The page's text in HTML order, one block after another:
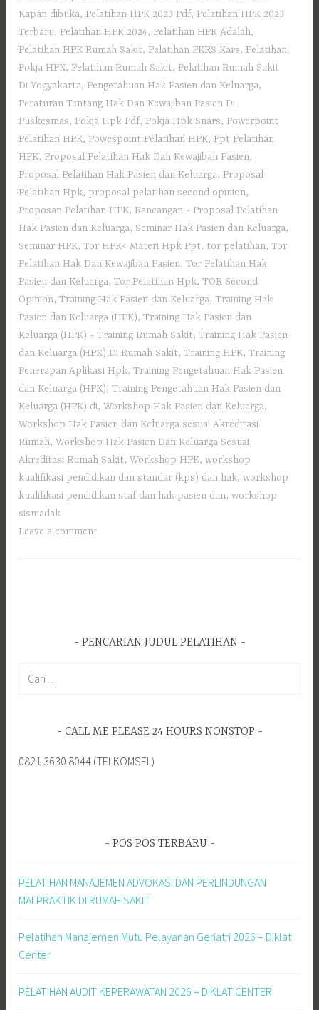
Kapan dibuka, Pelatihan HPK 2023 Pdf, Pelatihan HPK 2023
Terbaru, Pelatihan HPK 2024, Pelatihan HPK Adalah,
Pelatihan HPK Rumah Sakit, Pelatihan PKRS Kars, Pelatihan
Pokja HPK, Pelatihan Rumah Sakit‎, Pelatihan Rumah Sakit
Di Yogyakarta, Pengetahuan Hak Pasien dan Keluarga,
Peraturan Tentang Hak Dan Kewajiban Pasien Di
Puskesmas, Pokja Hpk Pdf, Pokja Hpk Snars, Powerpoint
Pelatihan HPK, Powespoint Pelatihan HPK, Ppt Pelatihan
HPK, Proposal Pelatihan Hak Dan Kewajiban Pasien,
Proposal Pelatihan Hak Pasien dan Keluarga, Proposal
Pelatihan Hpk, proposal pelatihan second opinion,
Proposan Pelatihan HPK, Rancangan - Proposal Pelatihan
Hak Pasien dan Keluarga, Seminar Hak Pasien dan Keluarga,
Seminar HPK,Tor HPK< Materi Hpk Ppt, tor pelatihan,Tor
Pelatihan Hak Dan Kewajiban Pasien,Tor Pelatihan Hak
Pasien dan Keluarga,Tor Pelatihan Hpk,TOR Second
Opinion,Training Hak Pasien dan Keluarga,Training Hak
Pasien dan Keluarga (HPK),Training Hak Pasien dan
Keluarga (HPK) - Training Rumah Sakit,Training Hak Pasien
dan Keluarga (HPK) Di Rumah Sakit,Training HPK,Training
Penerapan Aplikasi Hpk,Training Pengetahuan Hak Pasien
dan Keluarga (HPK),Training Pengetahuan Hak Pasien dan
Keluarga (HPK) di,Workshop Hak Pasien dan Keluarga,
Workshop Hak Pasien dan Keluarga sesuai Akreditasi
Rumah,Workshop Hak Pasien Dan Keluarga Sesuai
Akreditasi Rumah Sakit,Workshop HPK,workshop
kualifikasi pendidikan dan standar (kps) dan hak,workshop
kualifikasi pendidikan staf dan hak pasien dan,workshop
sismadak
Leave a comment
PENCARIAN JUDUL PELATIHAN
CALL ME PLEASE 24 HOURS NONSTOP
0821 3630 8044 (TELKOMSEL)
POS POS TERBARU
PELATIHAN MANAJEMEN ADVOKASI DAN PERLINDUNGAN
MALPRAKTIK DI RUMAH SAKIT
Pelatihan Manajemen Mutu Pelayanan Geriatri 2026 – Diklat
Center
PELATIHAN AUDIT KEPERAWATAN 2026 – DIKLAT CENTER